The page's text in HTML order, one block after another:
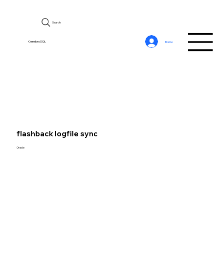
CerebroSQL
Search
Войти
flashback logfile sync
Oracle